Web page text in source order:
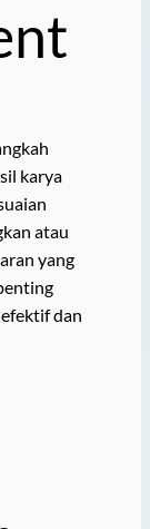
karya
atau
yang
dan